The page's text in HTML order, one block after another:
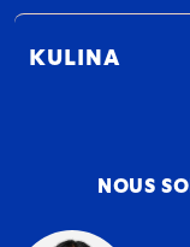
KULINA
NOUS